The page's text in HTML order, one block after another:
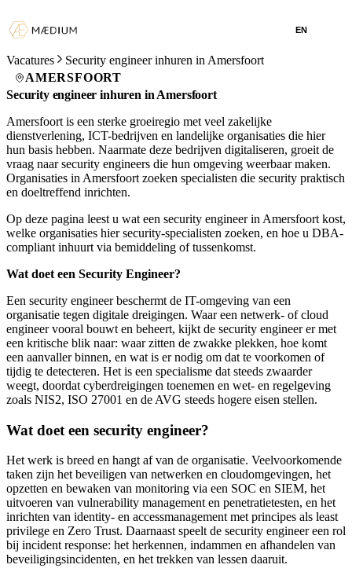
EN
Vacatures
Security engineer inhuren in Amersfoort
AMERSFOORT
Security engineer inhuren in Amersfoort
Amersfoort is een sterke groeiregio met veel zakelijke
dienstverlening, ICT-bedrijven en landelijke organisaties die hier
hun basis hebben. Naarmate deze bedrijven digitaliseren, groeit de
vraag naar security engineers die hun omgeving weerbaar maken.
Organisaties in Amersfoort zoeken specialisten die security praktisch
en doeltreffend inrichten.
Op deze pagina leest u wat een security engineer in Amersfoort kost,
welke organisaties hier security-specialisten zoeken, en hoe u DBA-
compliant inhuurt via bemiddeling of tussenkomst.
Wat doet een Security Engineer?
Een security engineer beschermt de IT-omgeving van een
organisatie tegen digitale dreigingen. Waar een netwerk- of cloud
engineer vooral bouwt en beheert, kijkt de security engineer er met
een kritische blik naar: waar zitten de zwakke plekken, hoe komt
een aanvaller binnen, en wat is er nodig om dat te voorkomen of
tijdig te detecteren. Het is een specialisme dat steeds zwaarder
weegt, doordat cyberdreigingen toenemen en wet- en regelgeving
zoals NIS2, ISO 27001 en de AVG steeds hogere eisen stellen.
Wat doet een security engineer?
Het werk is breed en hangt af van de organisatie. Veelvoorkomende
taken zijn het beveiligen van netwerken en cloudomgevingen, het
opzetten en bewaken van monitoring via een SOC en SIEM, het
uitvoeren van vulnerability management en penetratietesten, en het
inrichten van identity- en accessmanagement met principes als least
privilege en Zero Trust. Daarnaast speelt de security engineer een rol
bij incident response: het herkennen, indammen en afhandelen van
beveiligingsincidenten, en het trekken van lessen daaruit.